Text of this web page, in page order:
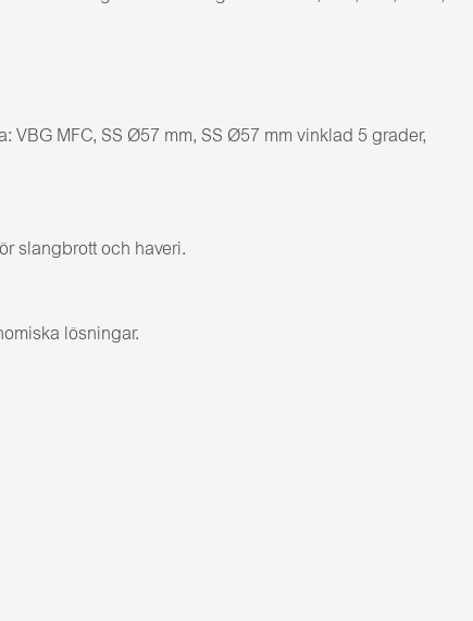
MFC, SS Ø57 mm, SS Ø57 mm vinklad 5 grader,
slangbrott och haveri.
lösningar.